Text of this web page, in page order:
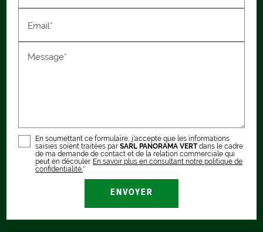
Email*
Message*
En soumettant ce formulaire, j'accepte que les informations
saisies soient traitées parSARL PANORAMA VERTdans le cadre
de ma demande de contact et de la relation commerciale qui
peut en découler. En savoir plus en consultant notre politique de
confidentialité.*